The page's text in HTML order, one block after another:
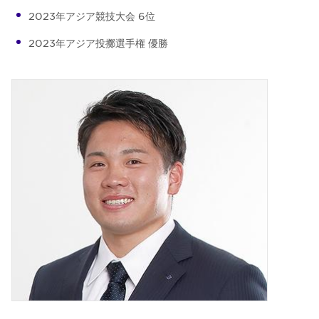
2023年アジア競技大会 6位
2023年アジア投擲選手権 優勝